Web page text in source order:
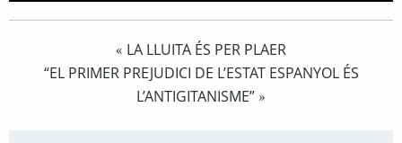
« LA LLUITA ÉS PER PLAER
“EL PRIMER PREJUDICI DE L’ESTAT ESPANYOL ÉS
L’ANTIGITANISME” »